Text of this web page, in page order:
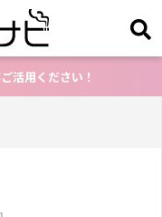
活用ください！